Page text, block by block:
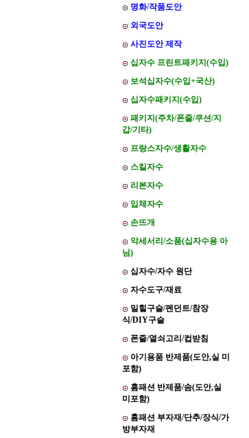
명화/작품도안
외국도안
사진도안 제작
십자수 프린트패키지(수입)
보석십자수(수입+국산)
십자수패키지(수입)
패키지(주차/폰줄/쿠션/지
갑/기타)
프랑스자수/생활자수
스킬자수
리본자수
입체자수
손뜨개
악세서리/소품(십자수용 아
님)
십자수/자수 원단
자수도구/재료
밀힐구슬/펜던트/참장
식/DIY구슬
폰줄/열쇠고리/컵받침
아기용품 반제품(도안,실 미
포함)
홈패션 반제품/솜(도안,실
미포함)
홈패션 부자재/단추/장식/가
방부자재